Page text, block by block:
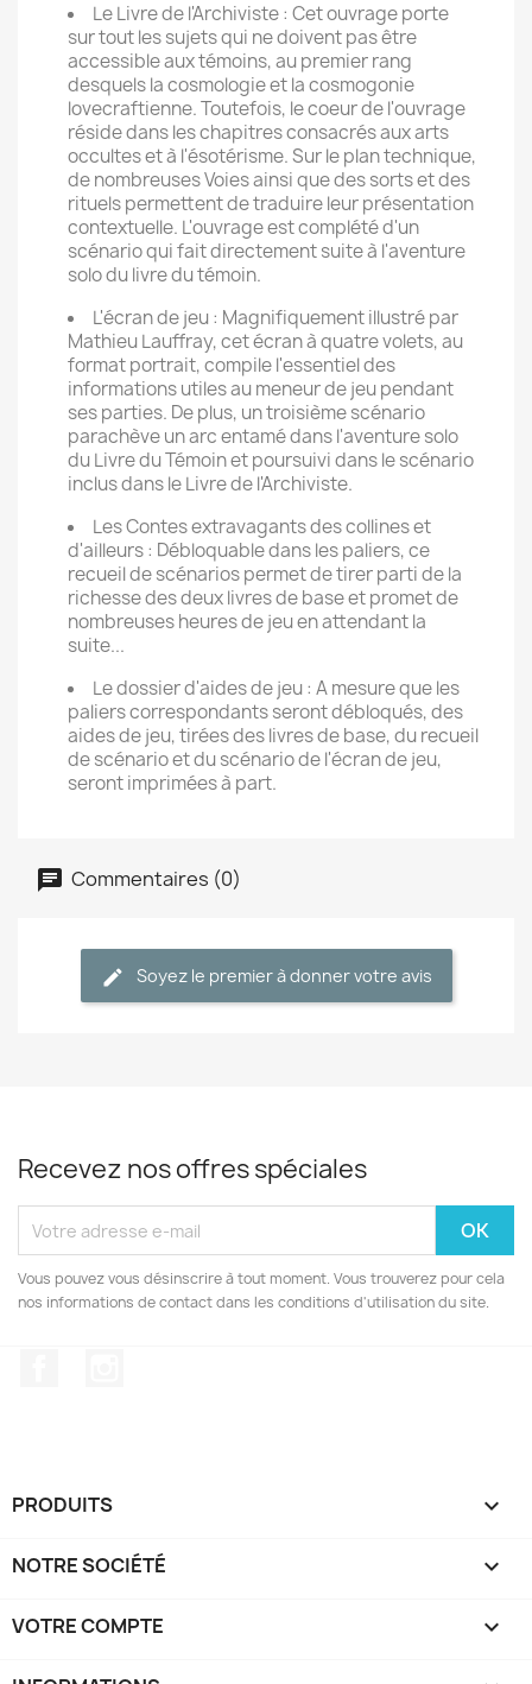
Le Livre de l'Archiviste : Cet ouvrage porte
sur tout les sujets qui ne doivent pas être
accessible aux témoins, au premier rang
desquels la cosmologie et la cosmogonie
lovecraftienne. Toutefois, le coeur de l'ouvrage
réside dans les chapitres consacrés aux arts
occultes et à l'ésotérisme. Sur le plan technique,
de nombreuses Voies ainsi que des sorts et des
rituels permettent de traduire leur présentation
contextuelle. L'ouvrage est complété d'un
scénario qui fait directement suite à l'aventure
solo du livre du témoin.
L'écran de jeu : Magnifiquement illustré par
Mathieu Lauffray, cet écran à quatre volets, au
format portrait, compile l'essentiel des
informations utiles au meneur de jeu pendant
ses parties. De plus, un troisième scénario
parachève un arc entamé dans l'aventure solo
du Livre du Témoin et poursuivi dans le scénario
inclus dans le Livre de l'Archiviste.
Les Contes extravagants des collines et
d'ailleurs : Débloquable dans les paliers, ce
recueil de scénarios permet de tirer parti de la
richesse des deux livres de base et promet de
nombreuses heures de jeu en attendant la
suite...
Le dossier d'aides de jeu : A mesure que les
paliers correspondants seront débloqués, des
aides de jeu, tirées des livres de base, du recueil
de scénario et du scénario de l'écran de jeu,
seront imprimées à part.
Commentaires (0)
Soyez le premier à donner votre avis
Recevez nos offres spéciales
Vous pouvez vous désinscrire à tout moment. Vous trouverez pour cela
nos informations de contact dans les conditions d'utilisation du site.
PRODUITS 
NOTRE SOCIÉTÉ 
VOTRE COMPTE 